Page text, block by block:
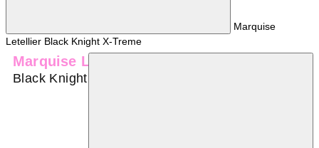
Marquise
Letellier Black Knight X-Treme
Marquise Letellier
Black Knight X-Treme